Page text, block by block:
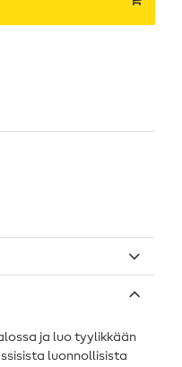
ja luo tyylikkään
luonnollisista